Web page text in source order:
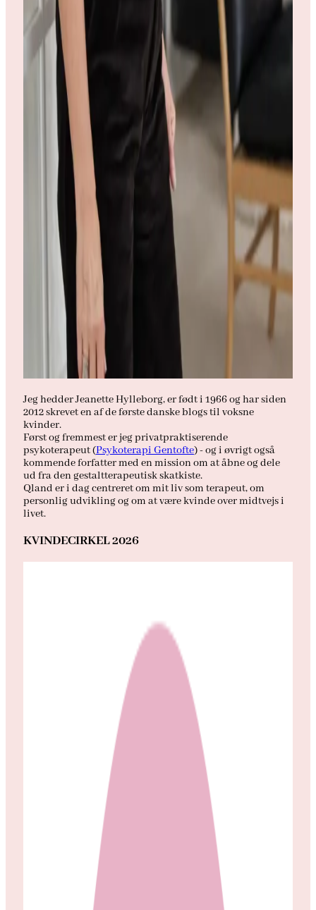
Jeg hedder Jeanette Hylleborg, er født i 1966 og har siden
2012 skrevet en af de første danske blogs til voksne
kvinder.
Først og fremmest er jeg privatpraktiserende
psykoterapeut (Psykoterapi Gentofte) - og i øvrigt også
kommende forfatter med en mission om at åbne og dele
ud fra den gestaltterapeutisk skatkiste.
Qland er i dag centreret om mit liv som terapeut, om
personlig udvikling og om at være kvinde over midtvejs i
livet.
KVINDECIRKEL 2026